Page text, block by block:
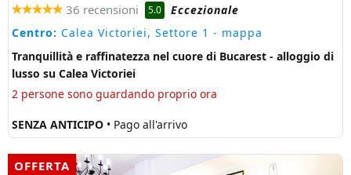
36 recensioni 5.0
Eccezionale
Centro: Calea Victoriei, Settore 1 - mappa
Tranquillità e raffinatezza nel cuore di Bucarest - alloggio di
lusso su Calea Victoriei
2 persone sono guardando proprio ora
SENZA ANTICIPO • Pago all'arrivo
OFFERTA